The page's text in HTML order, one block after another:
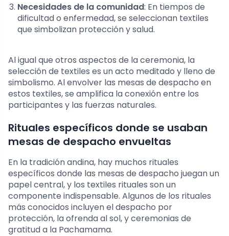
Necesidades de la comunidad: En tiempos de
dificultad o enfermedad, se seleccionan textiles
que simbolizan protección y salud.
Al igual que otros aspectos de la ceremonia, la
selección de textiles es un acto meditado y lleno de
simbolismo. Al envolver las mesas de despacho en
estos textiles, se amplifica la conexión entre los
participantes y las fuerzas naturales.
Rituales específicos donde se usaban
mesas de despacho envueltas
En la tradición andina, hay muchos rituales
específicos donde las mesas de despacho juegan un
papel central, y los textiles rituales son un
componente indispensable. Algunos de los rituales
más conocidos incluyen el despacho por
protección, la ofrenda al sol, y ceremonias de
gratitud a la Pachamama.